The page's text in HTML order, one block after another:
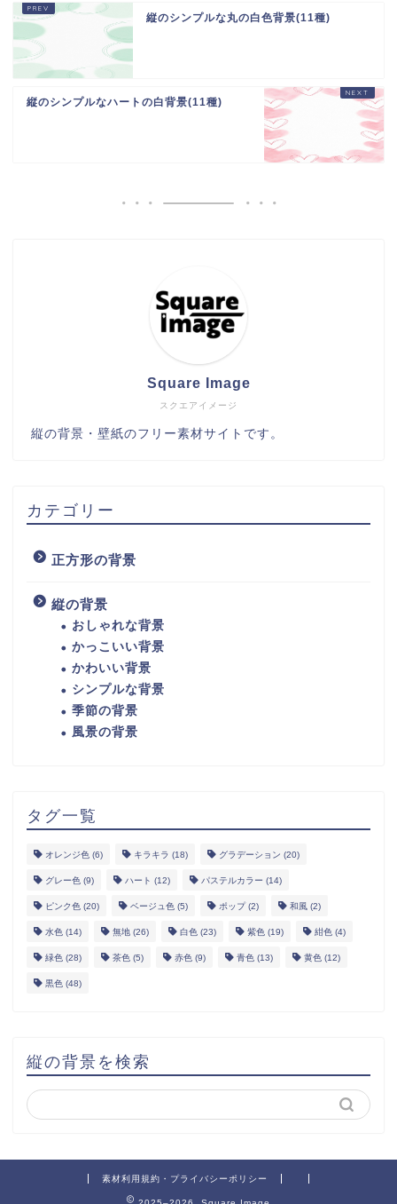
縦のシンプルな丸の白色背景(11種)
縦のシンプルなハートの白背景(11種)
スクエアイメージ
Square Image
縦の背景・壁紙のフリー素材サイトです。
カテゴリー
正方形の背景
縦の背景
おしゃれな背景
かっこいい背景
かわいい背景
シンプルな背景
季節の背景
風景の背景
タグ一覧
オレンジ色 (6) キラキラ (18) グラデーション (20)
グレー色 (9) ハート (12) パステルカラー (14)
ピンク色 (20) ベージュ色 (5) ポップ(2) 和風 (2)
水色 (14) 無地 (26) 白色 (23) 紫色 (19) 紺色 (4)
緑色 (28) 茶色 (5) 赤色 (9) 青色 (13) 黄色 (12)
黒色 (48)
縦の背景を検索
素材利用規約・プライバシーポリシー